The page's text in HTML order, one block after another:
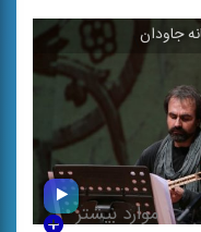
جاودان
موارد بیشتر